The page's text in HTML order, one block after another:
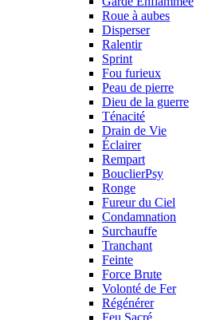
Roue à aubes
Disperser
Ralentir
Sprint
Fou furieux
Peau de pierre
Dieu de la guerre
Ténacité
Drain de Vie
Éclairer
Rempart
BouclierPsy
Ronge
Fureur du Ciel
Condamnation
Surchauffe
Tranchant
Feinte
Force Brute
Volonté de Fer
Régénérer